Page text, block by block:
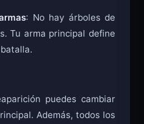
: No hay árboles de
Tu arma principal define
puedes cambiar
Además, todos los